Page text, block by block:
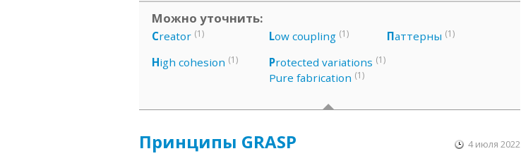
Можно уточнить:
Creator (1)
High cohesion (1)
Low coupling (1)
Protected variations (1)
Pure fabrication (1)
Паттерны (1)
Принципы GRASP 4 июля 2022